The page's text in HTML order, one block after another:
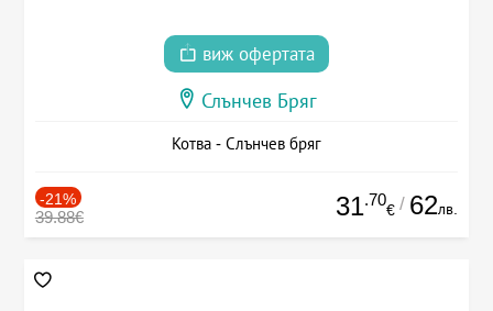
виж офертата
Слънчев Бряг
Котва - Слънчев бряг
-21%
39.88€ 31.70
€ / 62лв.